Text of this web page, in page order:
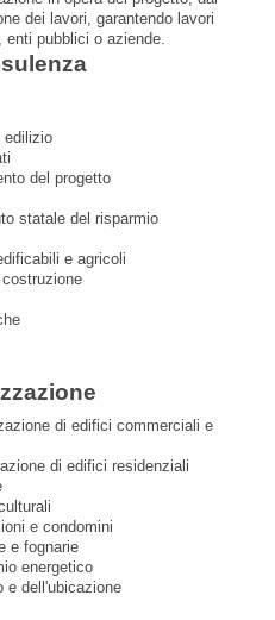
dei lavori , garantendo lavori
pubblici o aziende.
edilizio
del progetto
statale del risparmio
e agricoli
di edifici commerciali e
di edifici residenziali
e condomini
e fognarie
energetico
e dell'ubicazione